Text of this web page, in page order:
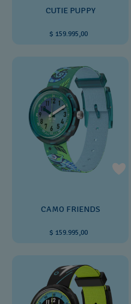
CUTIE PUPPY
$ 159.995,00
CAMO FRIENDS
$ 159.995,00